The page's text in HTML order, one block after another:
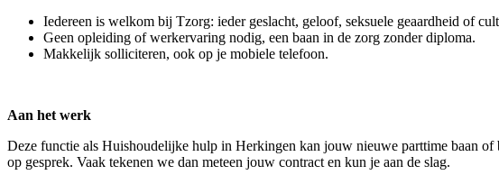
Iedereen is welkom bij Tzorg: ieder geslacht, geloof, seksuele geaardheid of
Geen opleiding of werkervaring nodig, een baan in de zorg zonder diploma.
Makkelijk solliciteren, ook op je mobiele telefoon.
Aan het werk
Deze functie als Huishoudelijke hulp in Herkingen kan jouw nieuwe parttime baan
op gesprek. Vaak tekenen we dan meteen jouw contract en kun je aan de slag.